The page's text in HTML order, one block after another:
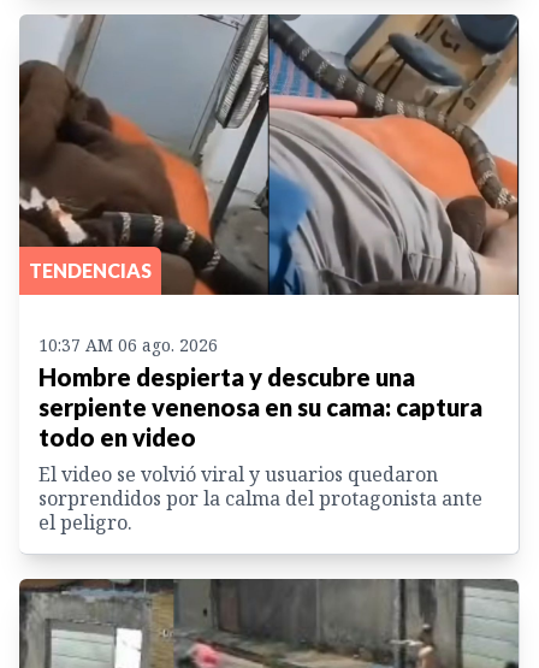
TENDENCIAS
10:37 AM 06 ago. 2026
Hombre despierta y descubre una
serpiente venenosa en su cama: captura
todo en video
El video se volvió viral y usuarios quedaron
sorprendidos por la calma del protagonista ante
el peligro.